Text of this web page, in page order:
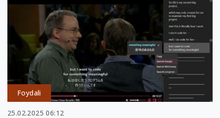
Foydali
25.02.2025 06:12